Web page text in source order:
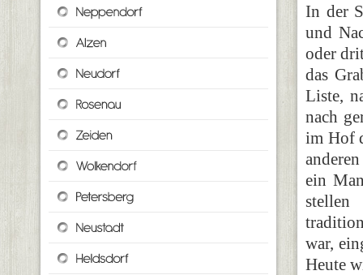
In der
und
oder
das
Liste,
nach
im Hof
ein
war,
Heute